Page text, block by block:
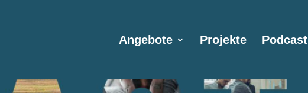
Angebote Projekte Podcast